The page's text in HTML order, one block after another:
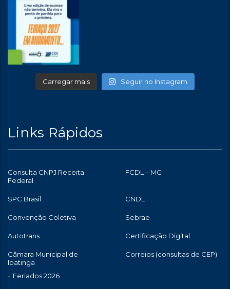
Carregar mais Seguir no Instagram
Links Rápidos
Consulta CNPJ Receita
Federal
FCDL – MG
SPC Brasil CNDL
Convenção Coletiva Sebrae
Autotrans Certificação Digital
Câmara Municipal de
Ipatinga
Feriados 2026
Correios (consultas de CEP)